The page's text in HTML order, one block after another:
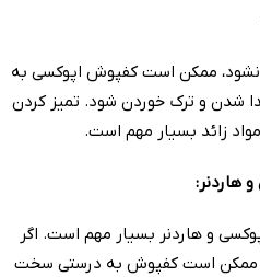
نشود، ممکن است کفپوش اپوکسی به
شدن و ترک خوردن شود. تمیز کردن
زائد بسیار مهم است.
هاردنر:
و هاردنر بسیار مهم است. اگر
ممکن است کفپوش به درستی سخت